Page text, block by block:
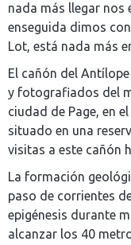
nada más llegar nos
enseguida dimos
Lot, está nada más
El cañón del
y fotografiados del
ciudad de Page, en
situado en una
visitas a este cañón
La formación
paso de corrientes
epigénesis durante
alcanzar los 40